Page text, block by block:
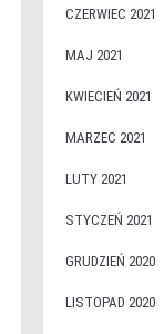
CZERWIEC 2021
MAJ 2021
KWIECIEŃ 2021
MARZEC 2021
LUTY 2021
STYCZEŃ 2021
GRUDZIEŃ 2020
LISTOPAD 2020